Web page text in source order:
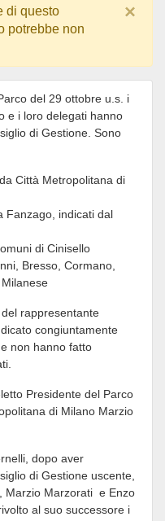
di questo
potrebbe non
×
del 29 ottobre u.s. i
e i loro delegati hanno
di Gestione. Sono
Città Metropolitana di
Fanzago, indicati dal
di Cinisello
Bresso, Cormano,
rappresentante
congiuntamente
non hanno fatto
Presidente del Parco
di Milano Marzio
dopo aver
di Gestione uscente,
Marzio Marzorati e Enzo
al suo successore i